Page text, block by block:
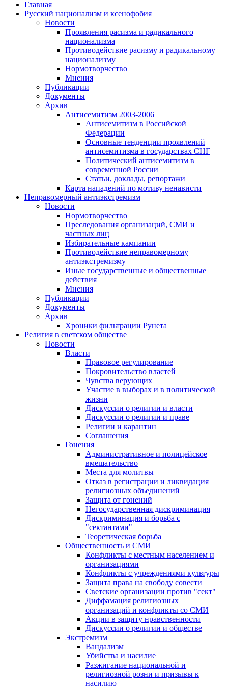
Главная
Русский национализм и ксенофобия
Новости
Проявления расизма и радикального
национализма
Противодействие расизму и радикальному
национализму
Нормотворчество
Мнения
Публикации
Документы
Архив
Антисемитизм 2003-2006
Антисемитизм в Российской
Федерации
Основные тенденции проявлений
антисемитизма в государствах СНГ
Политический антисемитизм в
современной России
Статьи, доклады, репортажи
Карта нападений по мотиву ненависти
Неправомерный антиэкстремизм
Новости
Нормотворчество
Преследования организаций, СМИ и
частных лиц
Избирательные кампании
Противодействие неправомерному
антиэкстремизму
Иные государственные и общественные
действия
Мнения
Публикации
Документы
Архив
Хроники фильтрации Рунета
Религия в светском обществе
Новости
Власти
Правовое регулирование
Покровительство властей
Чувства верующих
Участие в выборах и в политической
жизни
Дискуссии о религии и власти
Дискуссии о религии и праве
Религии и карантин
Соглашения
Гонения
Административное и полицейское
вмешательство
Места для молитвы
Отказ в регистрации и ликвидация
религиозных объединений
Защита от гонений
Негосударственная дискриминация
Дискриминация и борьба с
"сектантами"
Теоретическая борьба
Общественность и СМИ
Конфликты с местным населением и
организациями
Конфликты с учреждениями культуры
Защита права на свободу совести
Светские организации против "сект"
Диффамация религиозных
организаций и конфликты со СМИ
Акции в защиту нравственности
Дискуссии о религии и обществе
Экстремизм
Вандализм
Убийства и насилие
Разжигание национальной и
религиозной розни и призывы к
насилию